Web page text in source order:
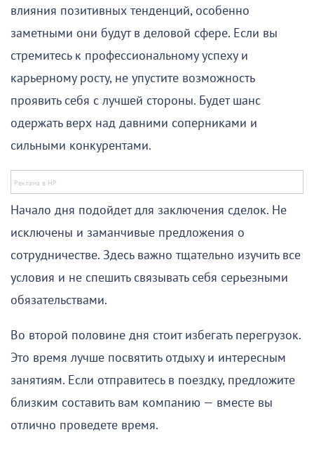
влияния позитивных тенденций, особенно
заметными они будут в деловой сфере. Если вы
стремитесь к профессиональному успеху и
карьерному росту, не упустите возможность
проявить себя с лучшей стороны. Будет шанс
одержать верх над давними соперниками и
сильными конкурентами.
Начало дня подойдет для заключения сделок. Не
исключены и заманчивые предложения о
сотрудничестве. Здесь важно тщательно изучить все
условия и не спешить связывать себя серьезными
обязательствами.
Во второй половине дня стоит избегать перегрузок.
Это время лучше посвятить отдыху и интересным
занятиям. Если отправитесь в поездку, предложите
близким составить вам компанию — вместе вы
отлично проведете время.